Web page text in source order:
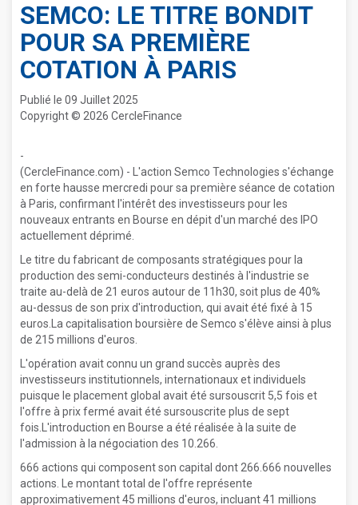
SEMCO: LE TITRE BONDIT
POUR SA PREMIÈRE
COTATION À PARIS
Publié le 09 Juillet 2025
Copyright © 2026 CercleFinance
-
(CercleFinance.com) - L'action Semco Technologies s'échange
en forte hausse mercredi pour sa première séance de cotation
à Paris, confirmant l'intérêt des investisseurs pour les
nouveaux entrants en Bourse en dépit d'un marché des IPO
actuellement déprimé.
Le titre du fabricant de composants stratégiques pour la
production des semi-conducteurs destinés à l'industrie se
traite au-delà de 21 euros autour de 11h30, soit plus de 40%
au-dessus de son prix d'introduction, qui avait été fixé à 15
euros.La capitalisation boursière de Semco s'élève ainsi à plus
de 215 millions d'euros.
L'opération avait connu un grand succès auprès des
investisseurs institutionnels, internationaux et individuels
puisque le placement global avait été sursouscrit 5,5 fois et
l'offre à prix fermé avait été sursouscrite plus de sept
fois.L'introduction en Bourse a été réalisée à la suite de
l'admission à la négociation des 10.266.
666 actions qui composent son capital dont 266.666 nouvelles
actions. Le montant total de l'offre représente
approximativement 45 millions d'euros, incluant 41 millions